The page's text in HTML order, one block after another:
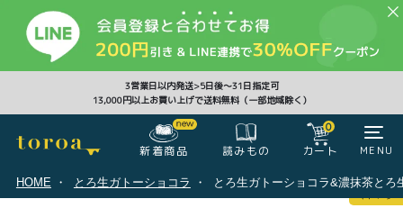
3営業日以内発送>5日後〜31日指定可
13,000円以上お買い上げで送料無料（一部地域除く）
新着商品 読みもの
0
カート MENU
CLOSE
0
HOME とろ生ガトーショコラ とろ生ガトーショコラ&濃抹茶とろ